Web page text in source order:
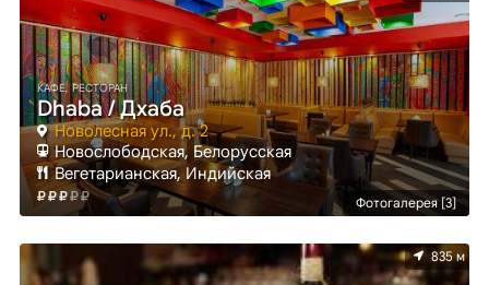
Фотогалерея [3]
КАФЕ, РЕСТОРАН
Dhaba / Дхаба
Новолесная ул., д. 2
Новослободская, Белорусская
Вегетарианская, Индийская
835 м